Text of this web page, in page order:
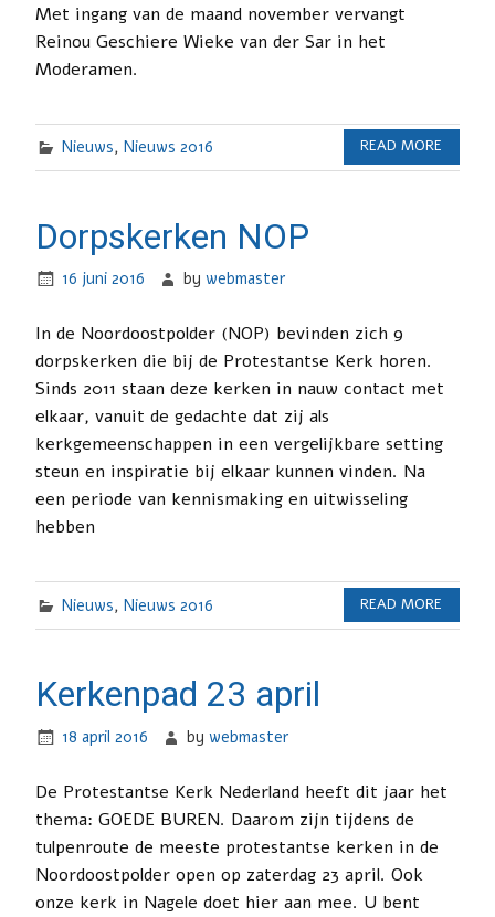
Met ingang van de maand november vervangt
Reinou Geschiere Wieke van der Sar in het
Moderamen.
Nieuws, Nieuws 2016 READ MORE
Dorpskerken NOP
16 juni 2016 bywebmaster
In de Noordoostpolder (NOP) bevinden zich 9
dorpskerken die bij de Protestantse Kerk horen.
Sinds 2011 staan deze kerken in nauw contact met
elkaar, vanuit de gedachte dat zij als
kerkgemeenschappen in een vergelijkbare setting
steun en inspiratie bij elkaar kunnen vinden. Na
een periode van kennismaking en uitwisseling
hebben
Nieuws, Nieuws 2016 READ MORE
Kerkenpad 23 april
18 april 2016 bywebmaster
De Protestantse Kerk Nederland heeft dit jaar het
thema: GOEDE BUREN. Daarom zijn tijdens de
tulpenroute de meeste protestantse kerken in de
Noordoostpolder open op zaterdag 23 april. Ook
onze kerk in Nagele doet hier aan mee. U bent